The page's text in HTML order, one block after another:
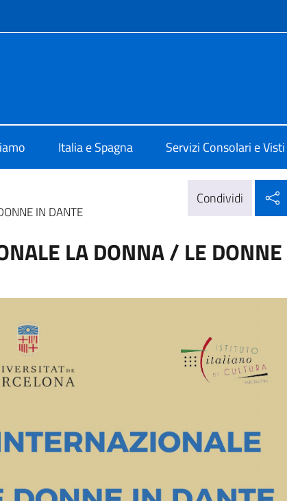
Italia e Spagna Servizi Consolari e Visti
IN DANTE
Condividi
LA DONNA / LE DONNE